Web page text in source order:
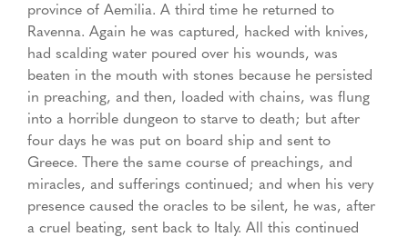
province of Aemilia. A third time he returned to
Ravenna. Again he was captured, hacked with knives,
had scalding water poured over his wounds, was
beaten in the mouth with stones because he persisted
in preaching, and then, loaded with chains, was flung
into a horrible dungeon to starve to death; but after
four days he was put on board ship and sent to
Greece. There the same course of preachings, and
miracles, and sufferings continued; and when his very
presence caused the oracles to be silent, he was, after
a cruel beating, sent back to Italy. All this continued